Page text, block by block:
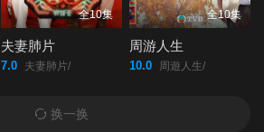
第20220301期 第20220302期
第20220304期 第20220307(微女人)
全10集
夫妻肺片
7.0 夫妻肺片/
全10集
周游人生
10.0 周遊人生/
换一换